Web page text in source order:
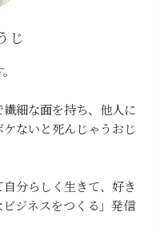
じ
細な面を持ち、他人に
ないと死んじゃうおじ
分らしく生きて、好き
ジネスをつくる」発信